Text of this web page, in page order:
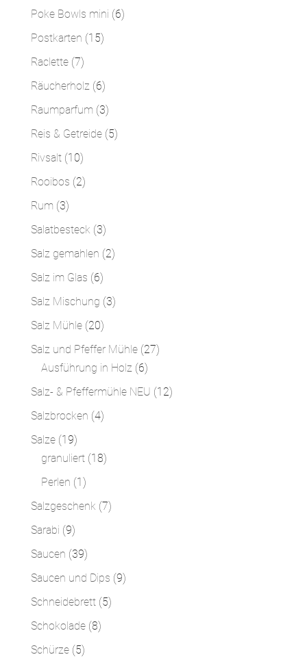
Produkte
Poke Bowls mini 66
Postkarten 1515
Raclette 77
Produkte
Räucherholz 66
Produkte
Raumparfum 33
Produkte
Reis & Getreide 55
Rivsalt 1010
Produkte
Rooibos 22
Rum 33
Produkte
Salatbesteck 33
Produkte
Salz gemahlen 22
Salz im Glas 66
Produkte
Salz Mischung 33
Salz Mühle 2020
Produkte
Salz und Pfeffer Mühle 2727
Ausführung in Holz 66
Produkte
Salz- & Pfeffermühle NEU 1212
Salzbrocken 44
Salze 1919
Produkte
granuliert 1818
Perlen 11
Produkt
Salzgeschenk 77
Sarabi 99
Produkte
Saucen 3939
Produkte
Saucen und Dips 99
Schneidebrett 55
Schokolade 88
Schürze 55